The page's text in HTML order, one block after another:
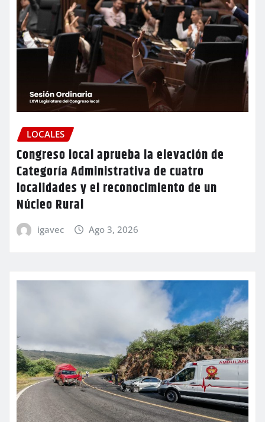
LOCALES
Congreso local aprueba la elevación de
Categoría Administrativa de cuatro
localidades y el reconocimiento de un
Núcleo Rural
igavec Ago 3, 2026